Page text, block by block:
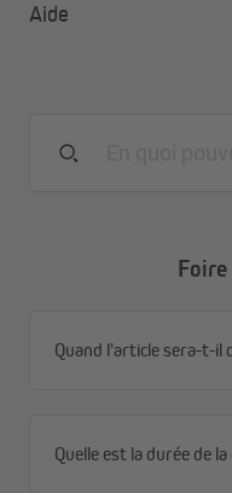
Aide
Quand l'article sera-t-il
Quelle est la durée de